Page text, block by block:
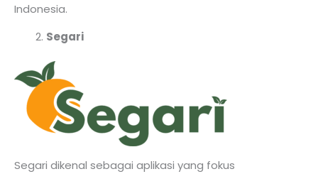
Indonesia.
Segari
Segari dikenal sebagai aplikasi yang fokus